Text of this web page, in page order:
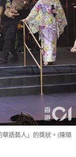
語藝人」的獎狀。(陳順